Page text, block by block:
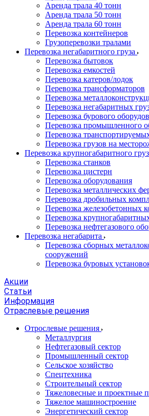
Аренда трала 40 тонн
Аренда трала 50 тонн
Аренда трала 60 тонн
Перевозка контейнеров
Грузоперевозки тралами
Перевозка негабаритного груза
Перевозка бытовок
Перевозка емкостей
Перевозка катеров/лодок
Перевозка трансформаторов
Перевозка
Перевозка негабаритных
Перевозка бурового
Перевозка промышленного
Перевозка
Перевозка грузов на
Перевозка крупногабаритного
Перевозка станков
Перевозка цистерн
Перевозка оборудования
Перевозка металлических
Перевозка дробильных
Перевозка железобетонных
Перевозка
Перевозка нефтегазового
Перевозка негабарита
Перевозка сборных
сооружений
Перевозка буровых
Акции
Статьи
Информация
Отраслевые решения
Отрослевые решения
Металлургия
Нефтегазовый сектор
Промышленный сектор
Сельское хозяйство
Спецтехника
Строительный сектор
Тяжеловесные и проектные
Тяжелое машиностроение
Энергетический сектор